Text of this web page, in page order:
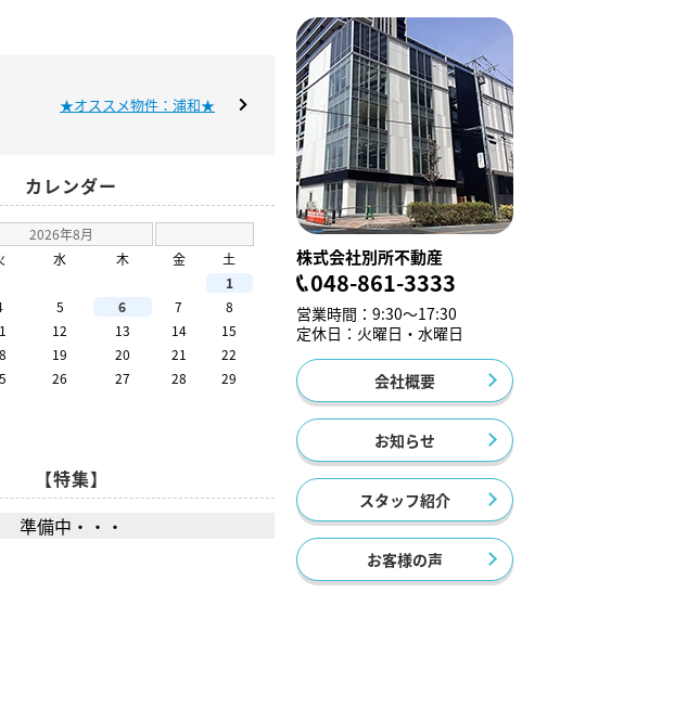
★オススメ物件：浦和★
カレンダー
2026年8月
水 木 金
土
1
5 6 7
8
12 13 14
15
19 20 21
22
26 27 28
29
【特集】
準備中・・・
株式会社別所不動産
048-861-3333
営業時間：9:30～17:30
定休日：火曜日・水曜日
会社概要
お知らせ
スタッフ紹介
お客様の声